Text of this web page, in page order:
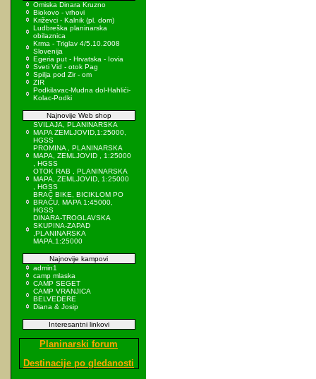
Omiska Dinara Kruzno
Biokovo - vrhovi
Križevci - Kalnik (pl. dom)
Ludbreška planinarska
obilaznica
Krma - Triglav 4/5.10.2008
Slovenija
Egeria put - Hrvatska - Iovia
Sveti Vid - otok Pag
Spilja pod Zir - om
ZIR
Podkilavac-Mudna dol-Hahlići-
Kolac-Podki
Najnovije Web shop
SVILAJA, PLANINARSKA
MAPA ZEMLJOVID,1:25000,
HGSS
PROMINA , PLANINARSKA
MAPA, ZEMLJOVID , 1:25000
, HGSS
OTOK RAB , PLANINARSKA
MAPA, ZEMLJOVID, 1:25000
, HGSS
BRAČ BIKE, BICIKLOM PO
BRAČU, MAPA 1:45000,
HGSS
DINARA-TROGLAVSKA
SKUPINA-ZAPAD
,PLANINARSKA
MAPA,1:25000
Najnovije kampovi
admin1
camp mlaska
CAMP SEGET
CAMP VRANJICA
BELVEDERE
Diana & Josip
Interesantni linkovi
Planinarski forum
Destinacije po gledanosti